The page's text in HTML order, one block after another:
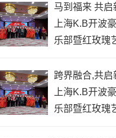
马到福来 共启
上海K.B开波
乐部暨红玫瑰
跨界融合,共启
上海K.B开波
乐部暨红玫瑰